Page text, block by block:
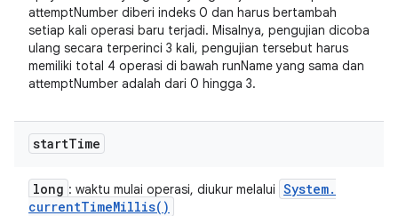
attemptNumber diberi indeks 0 dan harus bertambah
setiap kali operasi baru terjadi. Misalnya, pengujian dicoba
ulang secara terperinci 3 kali, pengujian tersebut harus
memiliki total 4 operasi di bawah runName yang sama dan
attemptNumber adalah dari 0 hingga 3.
startTime
long : waktu mulai operasi, diukur melalui System.
currentTimeMillis( )